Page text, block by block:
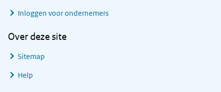
Inloggen voor ondernemers
Over deze site
Sitemap
Help